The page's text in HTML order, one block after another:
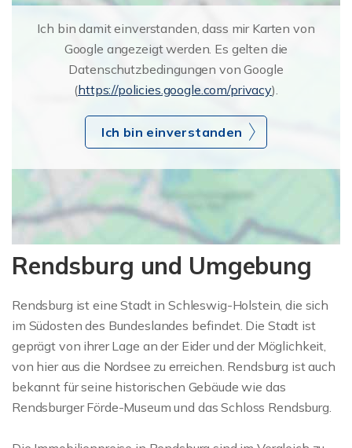
Ich bin damit einverstanden, dass mir Karten von
Google angezeigt werden. Es gelten die
Datenschutzbedingungen von Google
(https://policies.google.com/privacy).
Ich bin einverstanden
Rendsburg und Umgebung
Rendsburg ist eine Stadt in Schleswig-Holstein, die sich
im Südosten des Bundeslandes befindet. Die Stadt ist
geprägt von ihrer Lage an der Eider und der Möglichkeit,
von hier aus die Nordsee zu erreichen. Rendsburg ist auch
bekannt für seine historischen Gebäude wie das
Rendsburger Förde-Museum und das Schloss Rendsburg.